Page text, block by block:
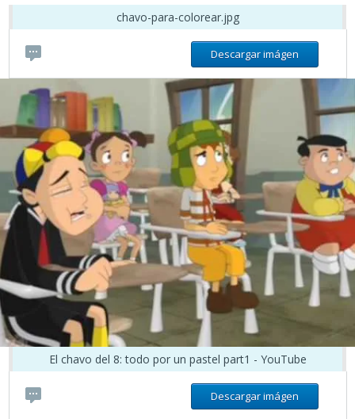
chavo-para-colorear.jpg
Descargar imágen
El chavo del 8: todo por un pastel part1 - YouTube
Descargar imágen